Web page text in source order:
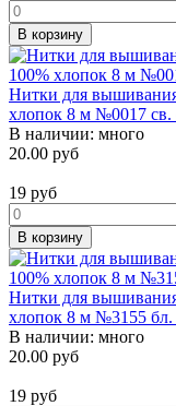
В корзину
Нитки для
хлопок 8 м №0017 св.
В наличии: много
20.00 руб
19 руб
В корзину
Нитки для
хлопок 8 м №3155 бл.
В наличии: много
20.00 руб
19 руб